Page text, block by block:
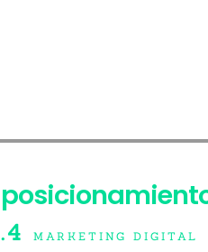
.4MARKETING DIGITAL